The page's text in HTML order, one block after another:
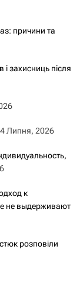
причини та
захисниць після
Липня, 2026
к
не выдерживают
розповіли